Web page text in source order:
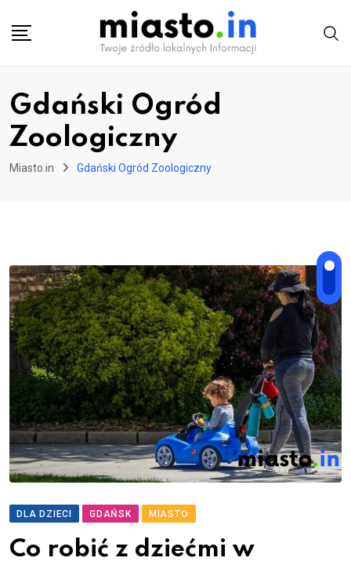
Gdański Ogród
Zoologiczny
Miasto.in Gdański Ogród Zoologiczny
DLA DZIECI GDAŃSK MIASTO
Co robić z dziećmi w